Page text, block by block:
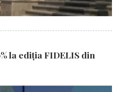
la ediția FIDELIS din